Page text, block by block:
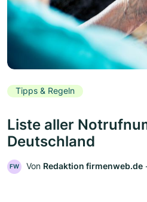
Tipps & Regeln
Liste aller
Deutschland
FW Von Redaktion firmenweb.de ‧